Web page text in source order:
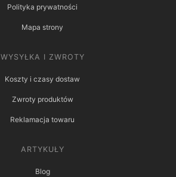
Polityka prywatności
Mapa strony
WYSYŁKA I ZWROTY
Koszty i czasy dostaw
Zwroty produktów
Reklamacja towaru
ARTYKUŁY
Blog